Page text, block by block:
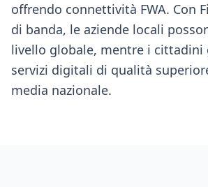
offrendo connettività FWA. Con
di banda, le aziende locali
livello globale, mentre i cittadini
servizi digitali di qualità
media nazionale.